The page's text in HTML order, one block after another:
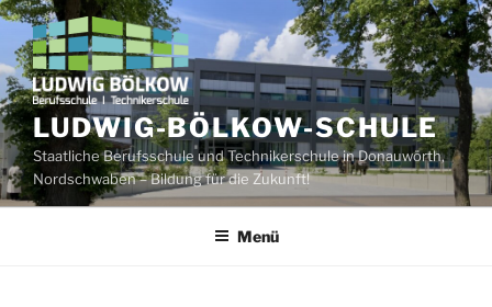
Zum
Inhalt
springen
LUDWIG-BÖLKOW-SCHULE
Staatliche Berufsschule und Technikerschule in Donauwörth,
Nordschwaben – Bildung für die Zukunft!
Menü